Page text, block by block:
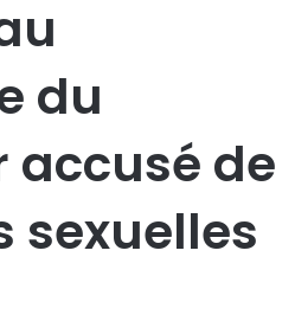
du
de
sexuelles